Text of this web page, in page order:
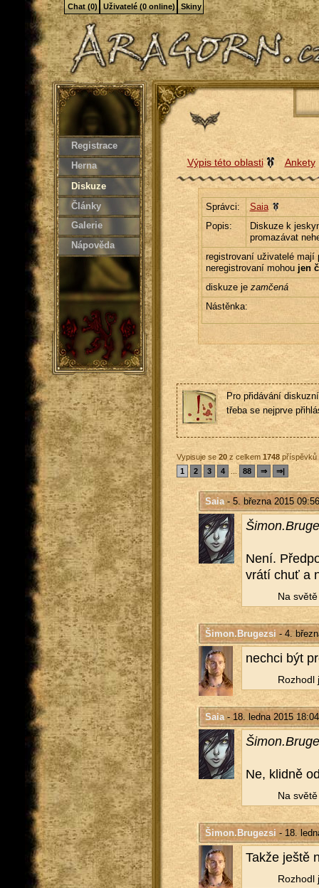
Registrace
Herna
Diskuze
Články
Galerie
Nápověda
Výpis této oblasti Ankety
Správci:
Saia
Popis:
Diskuze k
promazávat
registrovaní uživatelé mají
neregistrovaní mohou jen
diskuze je zamčená
Nástěnka:
Pro přidávání
třeba se nejprve
Vypisuje se20z celkem1748příspěvků
1
2 3 4 88 ⇒ ⇒|
Saia- 5. března 2015 09:56
Není.
vrátí chuť a
Na
Šimon.Brugezsi - 4.
ne­chci být
Roz­ho­dl
Saia- 18. ledna 2015 18:04
Ne, klid­ně
Na
Šimon.Brugezsi - 18.
Takže ještě
Roz­ho­dl
Chat (0) Uživatelé (0 online) Skiny